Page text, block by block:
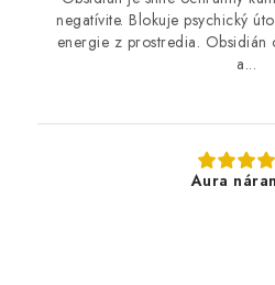
negatívite. Blokuje psychický
energie z prostredia. Obsidián
a...
Aura